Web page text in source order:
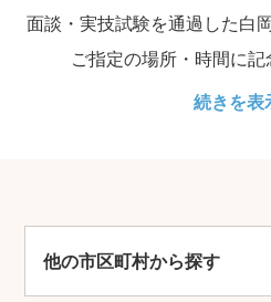
面談・実技試験を通過した白
ご指定の場所・時間に記
続きを表
他の市区町村から探す